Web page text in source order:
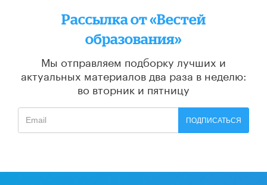
Рассылка от «Вестей
образования»
Мы отправляем подборку лучших и
актуальных материалов два раза в неделю:
во вторник и пятницу
ПОДПИСАТЬСЯ